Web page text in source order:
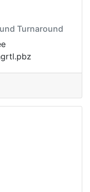
Turnaround
nyv